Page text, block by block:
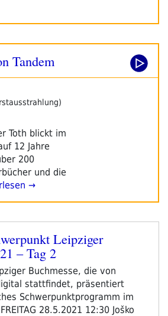
Tandem
Toth blickt im
12 Jahre
200
und die
→
Leipziger
– Tag 2
Buchmesse, die von
stattfindet, präsentiert
Schwerpunktprogramm im
28.5.2021 12:30 Joško